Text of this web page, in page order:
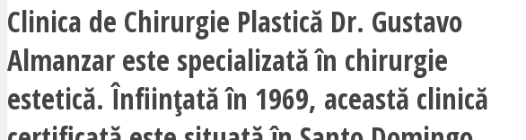
Clinica de Chirurgie Plastică Dr. Gustavo
Almanzar este specializată în chirurgie
estetică. Înființată în 1969, această clinică